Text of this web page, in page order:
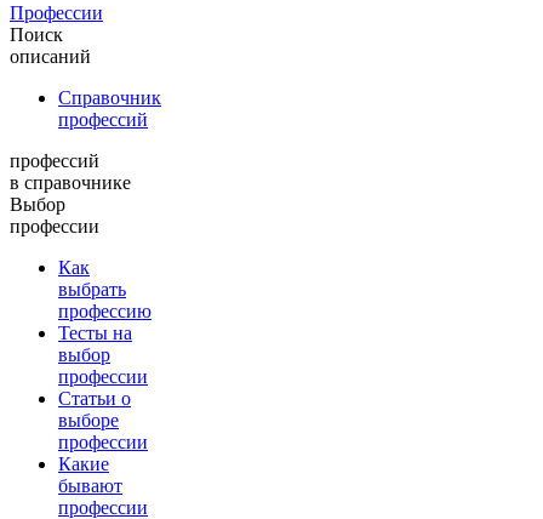
Профессии
Поиск
описаний
Справочник
профессий
профессий
в справочнике
Выбор
профессии
Как
выбрать
профессию
Тесты на
выбор
профессии
Статьи о
выборе
профессии
Какие
бывают
профессии